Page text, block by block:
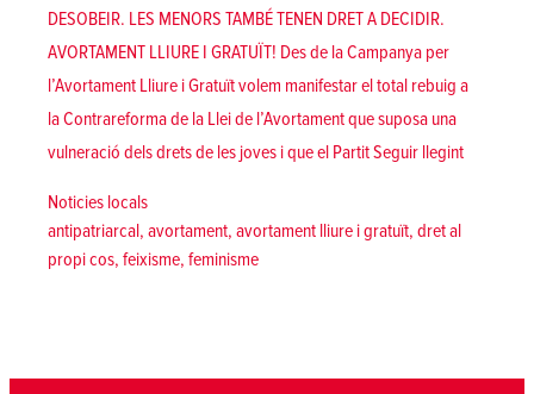
DESOBEIR. LES MENORS TAMBÉ TENEN DRET A DECIDIR.
AVORTAMENT LLIURE I GRATUÏT! Des de la Campanya per
l’Avortament Lliure i Gratuït volem manifestar el total rebuig a
la Contrareforma de la Llei de l’Avortament que suposa una
vulneració dels drets de les joves i que el PartitSeguir llegint«Avui
Posted in
Noticies locals
Tags:
antipatriarcal, avortament, avortament lliure i gratuït, dret al
propi cos, feixisme, feminisme